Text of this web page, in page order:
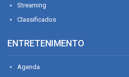
Streaming
Classificados
ENTRETENIMENTO
Agenda